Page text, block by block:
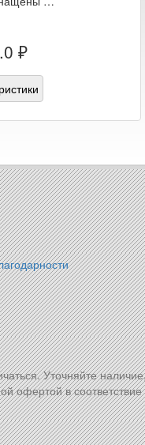
₽
Уточняйте
офертой в